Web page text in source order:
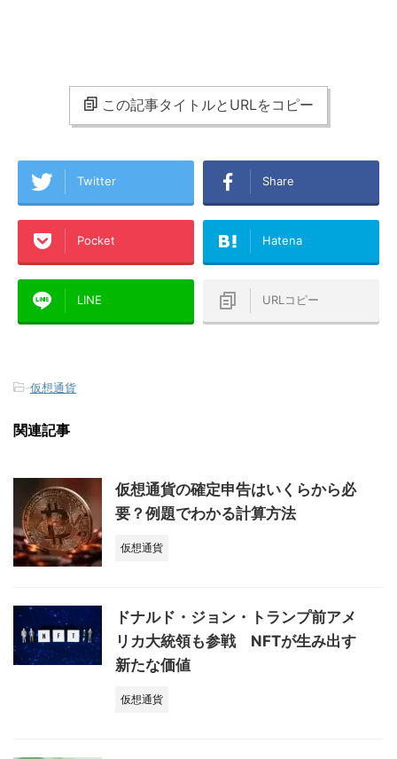
この記事タイトルとURLをコピー
Twitter Share
Pocket Hatena
LINE URLコピー
-仮想通貨
関連記事
仮想通貨の確定申告はいくらから必
要？例題でわかる計算方法
仮想通貨
ドナルド・ジョン・トランプ前アメ
リカ大統領も参戦 NFTが生み出す
新たな価値
仮想通貨